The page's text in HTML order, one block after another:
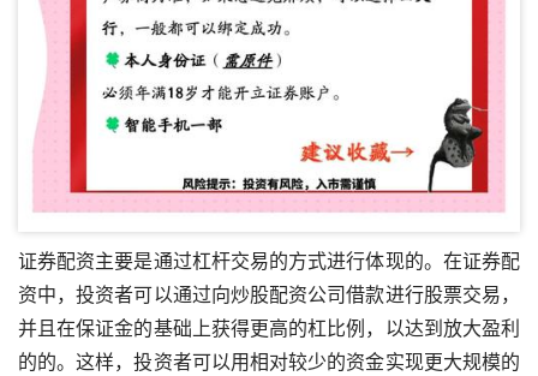
证券配资主要是通过杠杆交易的方式进行体现的。在证券配
资中，投资者可以通过向炒股配资公司借款进行股票交易，
并且在保证金的基础上获得更高的杠比例，以达到放大盈利
的的。这样，投资者可以用相对较少的资金实现更大规模的